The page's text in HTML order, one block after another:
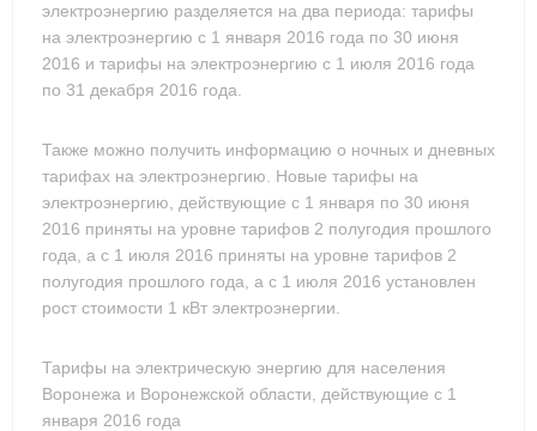
электроэнергию разделяется на два периода: тарифы
на электроэнергию с 1 января 2016 года по 30 июня
2016 и тарифы на электроэнергию с 1 июля 2016 года
по 31 декабря 2016 года.
Также можно получить информацию о ночных и дневных
тарифах на электроэнергию. Новые тарифы на
электроэнергию, действующие с 1 января по 30 июня
2016 приняты на уровне тарифов 2 полугодия прошлого
года, а с 1 июля 2016 приняты на уровне тарифов 2
полугодия прошлого года, а с 1 июля 2016 установлен
рост стоимости 1 кВт электроэнергии.
Тарифы на электрическую энергию для населения
Воронежа и Воронежской области, действующие с 1
января 2016 года